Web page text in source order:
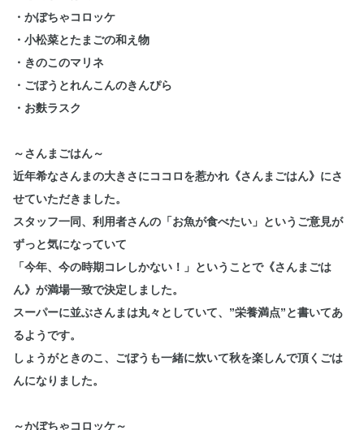
・かぼちゃコロッケ
・小松菜とたまごの和え物
・きのこのマリネ
・ごぼうとれんこんのきんぴら
・お麩ラスク
～さんまごはん～
近年希なさんまの大きさにココロを惹かれ《さんまごはん》にさ
せていただきました。
スタッフ一同、利用者さんの「お魚が食べたい」というご意見が
ずっと気になっていて
「今年、今の時期コレしかない！」ということで《さんまごは
ん》が満場一致で決定しました。
スーパーに並ぶさんまは丸々としていて、”栄養満点”と書いてあ
るようです。
しょうがときのこ、ごぼうも一緒に炊いて秋を楽しんで頂くごは
んになりました。
～かぼちゃコロッケ～